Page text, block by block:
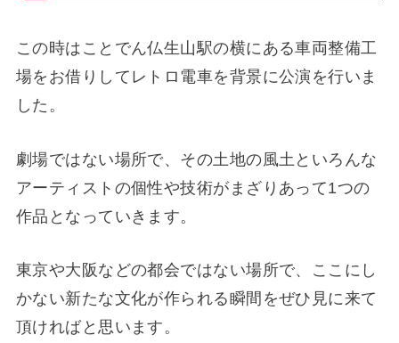
この時はことでん仏生山駅の横にある車両整備工
場をお借りしてレトロ電車を背景に公演を行いま
した。
劇場ではない場所で、その土地の風土といろんな
アーティストの個性や技術がまざりあって1つの
作品となっていきます。
東京や大阪などの都会ではない場所で、ここにし
かない新たな文化が作られる瞬間をぜひ見に来て
頂ければと思います。